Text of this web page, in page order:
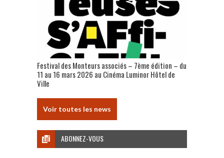
Festival des Monteurs associés – 7ème édition – du
11 au 16 mars 2026 au Cinéma Luminor Hôtel de
Ville
Voir toutes les news
ABONNEZ-VOUS